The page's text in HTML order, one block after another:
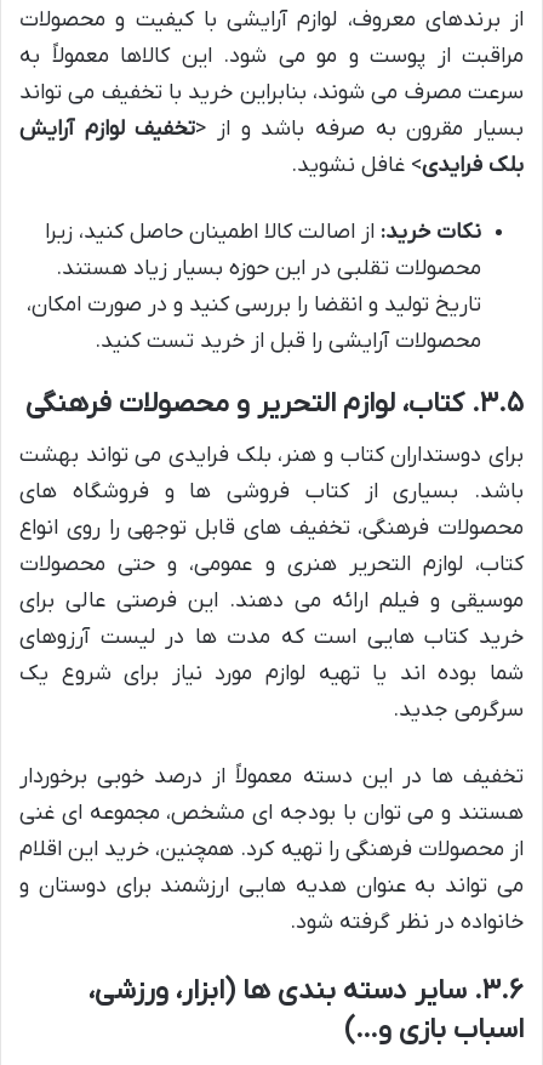
از برندهای معروف، لوازم آرایشی با کیفیت و محصولات
مراقبت از پوست و مو می شود. این کالاها معمولاً به
سرعت مصرف می شوند، بنابراین خرید با تخفیف می تواند
بسیار مقرون به صرفه باشد و از <تخفیف لوازم آرایش
بلک فرایدی> غافل نشوید.
نکات خرید: از اصالت کالا اطمینان حاصل کنید، زیرا
محصولات تقلبی در این حوزه بسیار زیاد هستند.
تاریخ تولید و انقضا را بررسی کنید و در صورت امکان،
محصولات آرایشی را قبل از خرید تست کنید.
۳.۵. کتاب، لوازم التحریر و محصولات فرهنگی
برای دوستداران کتاب و هنر، بلک فرایدی می تواند بهشت
باشد. بسیاری از کتاب فروشی ها و فروشگاه های
محصولات فرهنگی، تخفیف های قابل توجهی را روی انواع
کتاب، لوازم التحریر هنری و عمومی، و حتی محصولات
موسیقی و فیلم ارائه می دهند. این فرصتی عالی برای
خرید کتاب هایی است که مدت ها در لیست آرزوهای
شما بوده اند یا تهیه لوازم مورد نیاز برای شروع یک
سرگرمی جدید.
تخفیف ها در این دسته معمولاً از درصد خوبی برخوردار
هستند و می توان با بودجه ای مشخص، مجموعه ای غنی
از محصولات فرهنگی را تهیه کرد. همچنین، خرید این اقلام
می تواند به عنوان هدیه هایی ارزشمند برای دوستان و
خانواده در نظر گرفته شود.
۳.۶. سایر دسته بندی ها (ابزار، ورزشی،
اسباب بازی و…)